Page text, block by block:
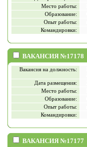
Место работы:
Образование:
Опыт работы:
Командировки:
ВАКАНСИЯ №17178
Вакансия на должность:
Дата размещения:
Место работы:
Образование:
Опыт работы:
Командировки:
ВАКАНСИЯ №17177